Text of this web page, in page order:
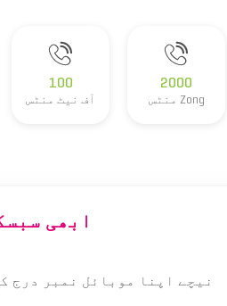
2000
Zong منٹس
100
آف نیٹ منٹس
ابھی
نیچے اپنا موبائل نمبر درج